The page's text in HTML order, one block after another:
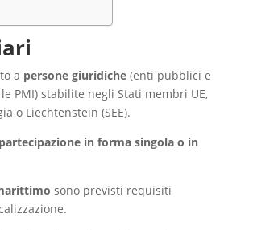
a persone giuridiche (enti pubblici e
PMI) stabilite negli Stati membri UE,
o Liechtenstein (SEE).
in forma singola o in
sono previsti requisiti